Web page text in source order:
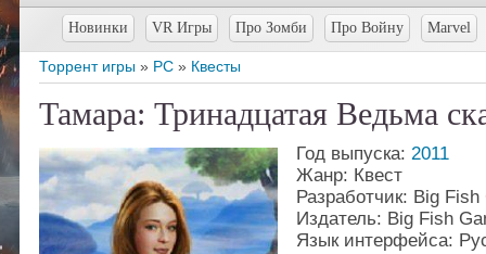
Новинки VR Игры Про Зомби Про Войну Marvel
Торрент игры » PC » Квесты
Тамара: Тринадцатая Ведьма
Год выпуска: 2011
Жанр: Квест
Разработчик: Big Fish
Издатель: Big Fish
Язык интерфейса: